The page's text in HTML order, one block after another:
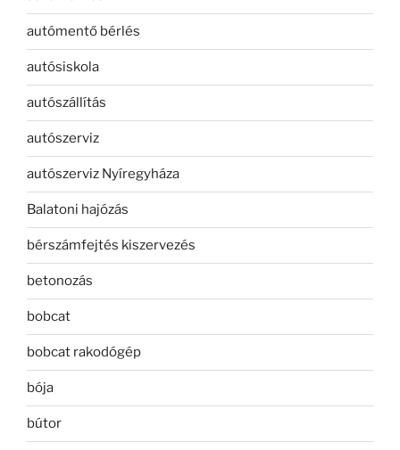
autómentő bérlés
autósiskola
autószállítás
autószerviz
autószerviz Nyíregyháza
Balatoni hajózás
bérszámfejtés kiszervezés
betonozás
bobcat
bobcat rakodógép
bója
bútor